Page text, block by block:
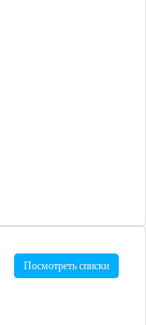
Посмотреть списки